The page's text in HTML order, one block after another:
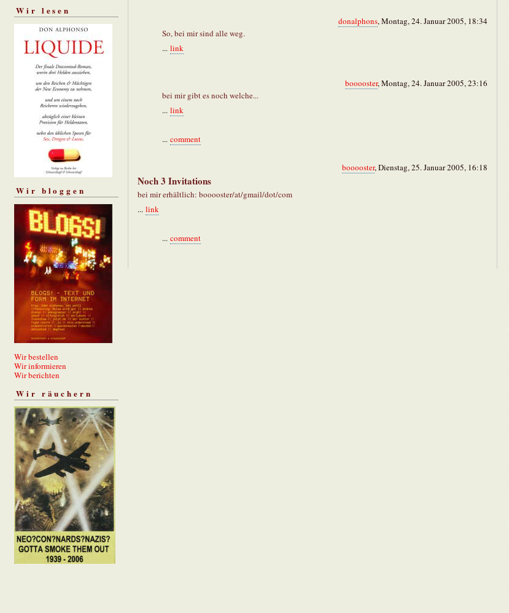
Wir lesen
Wir bloggen
Wir bestellen
Wir informieren
Wir berichten
Wir räuchern
donalphons, Montag, 24. Januar 2005, 18:34
So, bei mir sind alle weg.
... link
booooster, Montag, 24. Januar 2005, 23:16
bei mir gibt es noch welche...
... link
... comment
booooster, Dienstag, 25. Januar 2005, 16:18
Noch 3 Invitations
bei mir erhältlich: booooster/at/gmail/dot/com
... link
... comment